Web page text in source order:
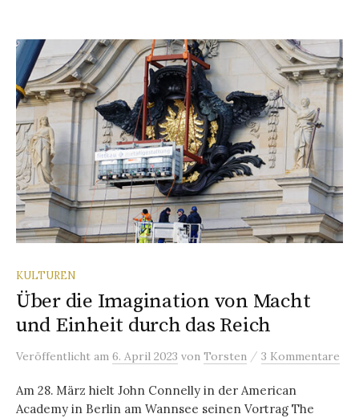
KULTUREN
Über die Imagination von Macht
und Einheit durch das Reich
Veröffentlicht am 6. April 2023 von Torsten / 3 Kommentare
Am 28. März hielt John Connelly in der American
Academy in Berlin am Wannsee seinen Vortrag The